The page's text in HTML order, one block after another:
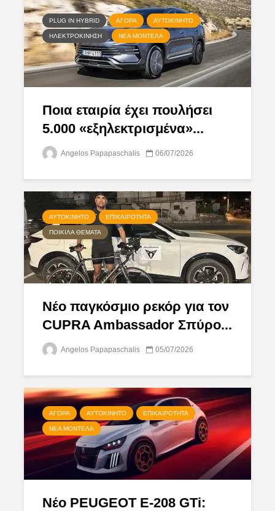
PLUG IN HYBRID ΑΓΟΡΆ ΑΥΤΟΚΊΝΗΤΟ
ΗΛΕΚΤΡΟΚΊΝΗΣΗ ΝΈΑ ΜΟΝΤΈΛΑ
Ποια εταιρία έχει πουλήσει
5.000 «εξηλεκτρισμένα»...
Angelos Papapaschalis 06/07/2026
ΑΥΤΟΚΊΝΗΤΟ ΕΠΙΚΑΙΡΌΤΗΤΑ
ΠΟΙΚΊΛΑ ΘΈΜΑΤΑ
Νέο παγκόσμιο ρεκόρ για τον
CUPRA Ambassador Σπύρο...
Angelos Papapaschalis 05/07/2026
ΑΓΟΡΆ ΑΥΤΟΚΊΝΗΤΟ ΕΠΙΚΑΙΡΌΤΗΤΑ
ΝΈΑ ΜΟΝΤΈΛΑ
Νέο PEUGEOT E-208 GTi: